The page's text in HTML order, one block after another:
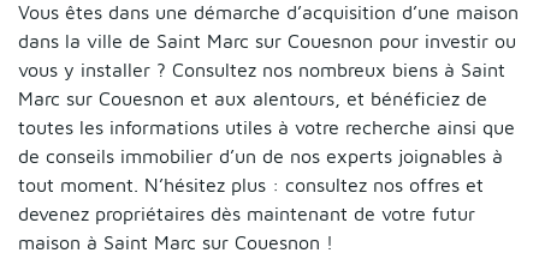
Vous êtes dans une démarche d’acquisition d’une maison
dans la ville de Saint Marc sur Couesnon pour investir ou
vous y installer ? Consultez nos nombreux biens à Saint
Marc sur Couesnon et aux alentours, et bénéficiez de
toutes les informations utiles à votre recherche ainsi que
de conseils immobilier d’un de nos experts joignables à
tout moment. N’hésitez plus : consultez nos offres et
devenez propriétaires dès maintenant de votre futur
maison à Saint Marc sur Couesnon !